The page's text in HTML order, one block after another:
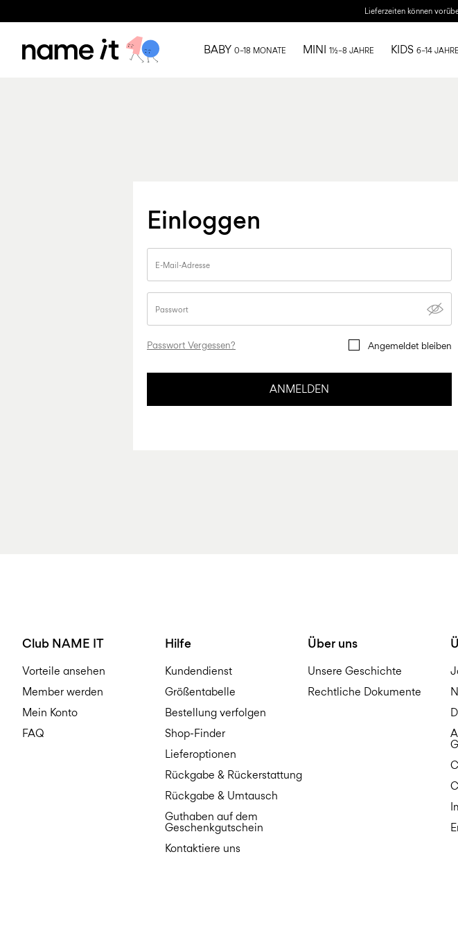
Lieferzeiten können
BABY 0–18 MONATE MINI 1½–8 JAHRE KIDS 6–14 JAHRE
Einloggen
E-Mail-Adresse
Passwort
Angemeldet bleiben
Passwort Vergessen?
ANMELDEN
Club NAME IT
Vorteile ansehen
Member werden
Mein Konto
FAQ
Hilfe
Kundendienst
Größentabelle
Bestellung verfolgen
Shop-Finder
Lieferoptionen
Rückgabe & Rückerstattung
Rückgabe & Umtausch
Guthaben auf dem
Geschenkgutschein
Kontaktiere uns
Über uns
Unsere Geschichte
Rechtliche Dokumente